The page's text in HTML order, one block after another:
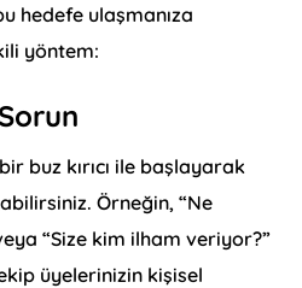
hedefe ulaşmanıza
yöntem:
buz kırıcı ile başlayarak
Örneğin, “Ne
“Size kim ilham veriyor?”
üyelerinizin kişisel